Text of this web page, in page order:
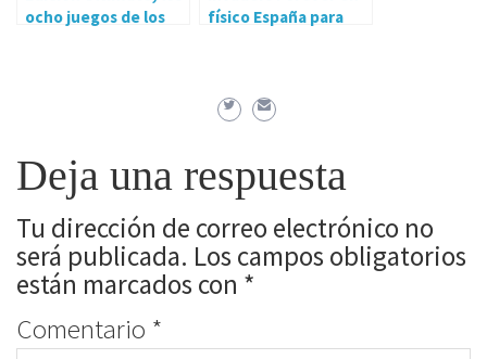
ocho juegos de los
físico España para
Deja una respuesta
Tu dirección de correo electrónico no
será publicada. Los campos obligatorios
están marcados con *
Comentario *